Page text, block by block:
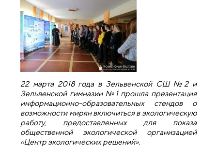
22 марта 2018 года в Зельвенской СШ №2 и
Зельвенской гимназии №1 прошла презентация
информационно-образовательных стендов о
возможности мирян включиться в экологическую
работу, предоставленных для показа
общественной экологической организацией
«Центр экологических решений».